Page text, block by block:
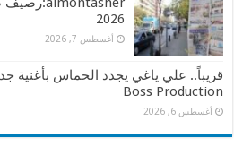
2026
أغسطس 7, 2026
قريباً.. علي ياغي يجدد الحماس بأغنية
Boss Production
أغسطس 6, 2026